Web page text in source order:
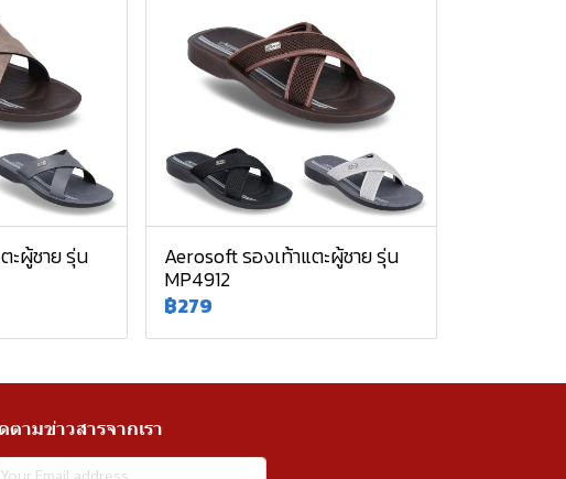
ะผู้ชาย รุ่น Aerosoft รองเท้าแตะผู้ชาย รุ่น
MP4912
฿279
ตามข่าวสารจากเรา